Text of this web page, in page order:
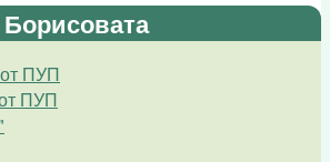
ПУП
ПУП